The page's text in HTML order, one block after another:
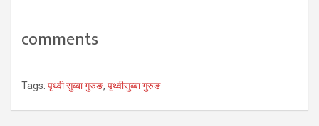
comments
Tags: पृथ्वी सुब्बा गुरुङ, पृथ्वीसुब्बा गुरुङ